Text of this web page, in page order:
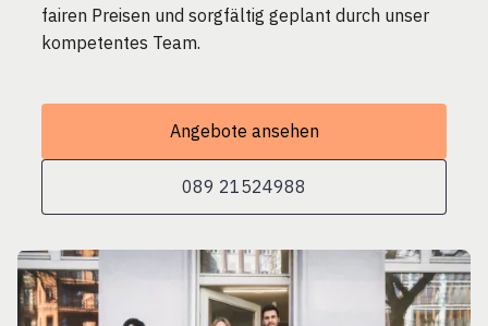
fairen Preisen und sorgfältig geplant durch unser
kompetentes Team.
Angebote ansehen
089 21524988